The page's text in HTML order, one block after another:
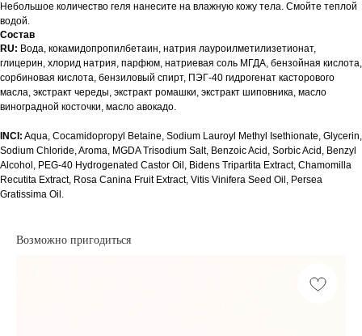
Небольшое количество геля нанесите на влажную кожу тела. Смойте теплой
водой.
Состав
RU: Вода, кокамидопропилбетаин, натрия лауроилметилизетионат,
глицерин, хлорид натрия, парфюм, натриевая соль МГДА, бензойная кислота,
сорбиновая кислота, бензиловый спирт, ПЭГ-40 гидрогенат касторового
масла, экстракт череды, экстракт ромашки, экстракт шиповника, масло
виноградной косточки, масло авокадо.
INCI: Aqua, Cocamidopropyl Betaine, Sodium Lauroyl Methyl Isethionate, Glycerin,
Sodium Chloride, Aroma, MGDA Trisodium Salt, Benzoic Acid, Sorbic Acid, Benzyl
Alcohol, PEG-40 Hydrogenated Castor Oil, Bidens Tripartita Extract, Chamomilla
Recutita Extract, Rosa Canina Fruit Extract, Vitis Vinifera Seed Oil, Persea
Gratissima Oil.
Возможно пригодиться